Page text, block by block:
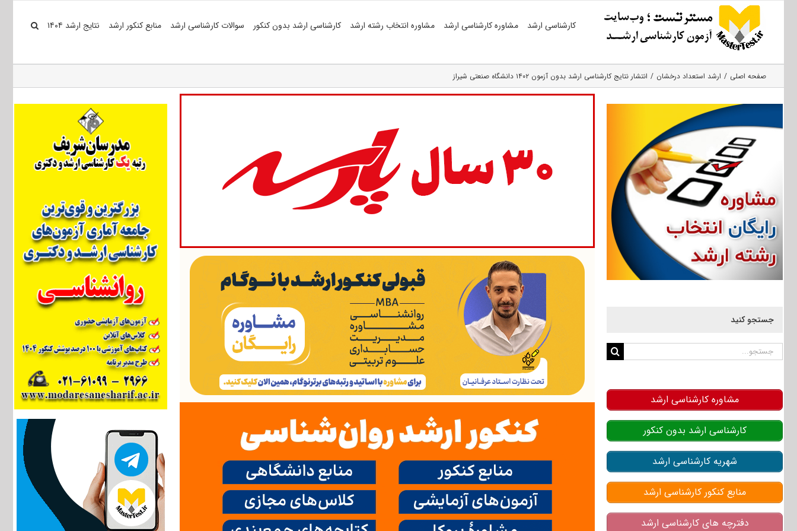
کارشناسی ارشد مشاوره کارشناسی ارشد مشاوره انتخاب رشته ارشد کارشناسی ارشد بدون کنکور سوالات کارشناسی ارشد منابع کنکور ارشد نتایج ارشد ۱۴۰۴
صفحه اصلی ارشد استعداد درخشان انتشار نتایج کارشناسی ارشد بدون آزمون ۱۴۰۲ دانشگاه صنعتی شیراز
جستجو کنید
جستجو
مشاوره کارشناسی ارشد
کارشناسی ارشد بدون کنکور
شهریه کارشناسی ارشد
منابع کنکور کارشناسی ارشد
دفترچه های کارشناسی ارشد